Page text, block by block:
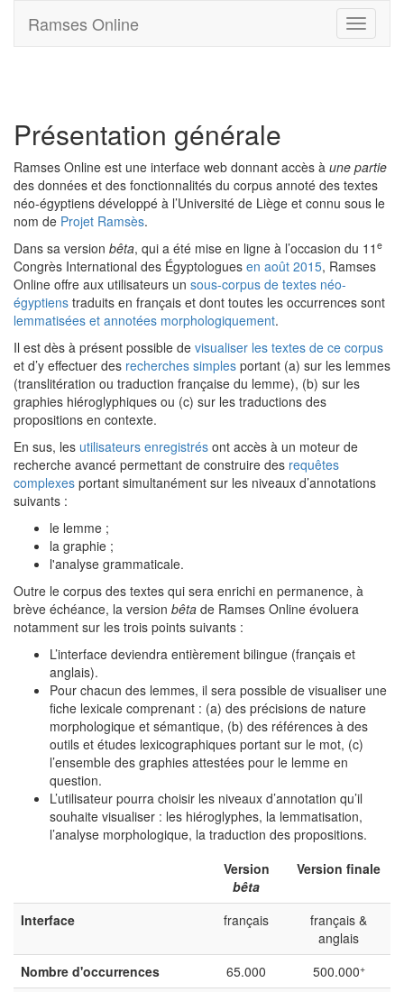
Toggle
Ramses Online
Présentation générale
Ramses Online est une interface web donnant accès à une partie
des données et des fonctionnalités du corpus annoté des textes
néo-égyptiens développé à l’Université de Liège et connu sous le
nom de Projet Ramsès.
Dans sa version bêta, qui a été mise en ligne à l’occasion du 11 e
Congrès International des Égyptologues en août 2015, Ramses
Online offre aux utilisateurs un sous-corpus de textes néo-
égyptiens traduits en français et dont toutes les occurrences sont
lemmatisées et annotées morphologiquement.
Il est dès à présent possible de visualiser les textes de ce corpus
et d’y effectuer des recherches simples portant (a) sur les lemmes
(translitération ou traduction française du lemme), (b) sur les
graphies hiéroglyphiques ou (c) sur les traductions des
propositions en contexte.
En sus, les utilisateurs enregistrés ont accès à un moteur de
recherche avancé permettant de construire des requêtes
complexes portant simultanément sur les niveaux d’annotations
suivants :
le lemme ;
la graphie ;
l'analyse grammaticale.
Outre le corpus des textes qui sera enrichi en permanence, à
brève échéance, la version bêta de Ramses Online évoluera
notamment sur les trois points suivants :
L’interface deviendra entièrement bilingue (français et
anglais).
Pour chacun des lemmes, il sera possible de visualiser une
fiche lexicale comprenant : (a) des précisions de nature
morphologique et sémantique, (b) des références à des
outils et études lexicographiques portant sur le mot, (c)
l’ensemble des graphies attestées pour le lemme en
question.
L’utilisateur pourra choisir les niveaux d’annotation qu’il
souhaite visualiser : les hiéroglyphes, la lemmatisation,
l’analyse morphologique, la traduction des propositions.
Version
bêta
Version finale
Interface français
français &
anglais
Nombre d'occurrences
65.000 500.000+